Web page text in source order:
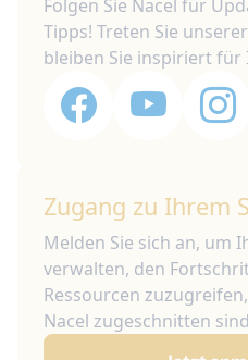
Folgen Sie Nacel für
Tipps! Treten Sie
bleiben Sie inspiriert für
Zugang zu Ihrem
Melden Sie sich an, um
verwalten, den
Ressourcen
Nacel zugeschnitten